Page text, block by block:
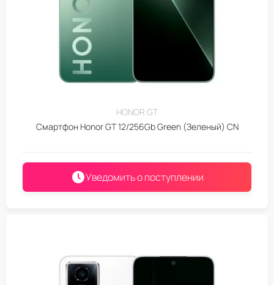
HONOR GT
Смартфон Honor GT 12/256Gb Green (Зеленый) CN
Уведомить о поступлении